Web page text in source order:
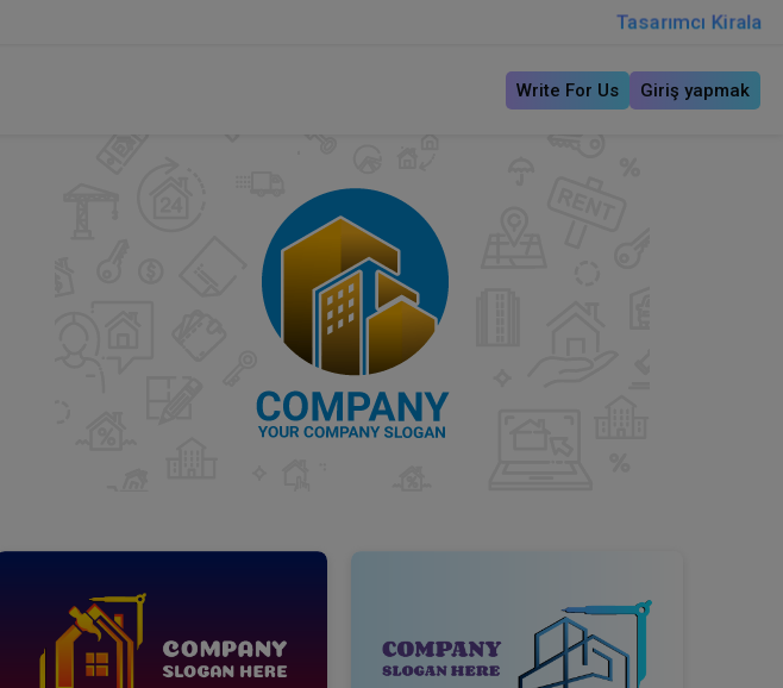
Tasarımcı Kirala
Write For Us Giriş yapmak